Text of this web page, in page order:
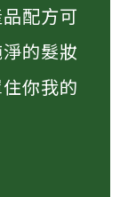
配方可
的髮妝
你我的